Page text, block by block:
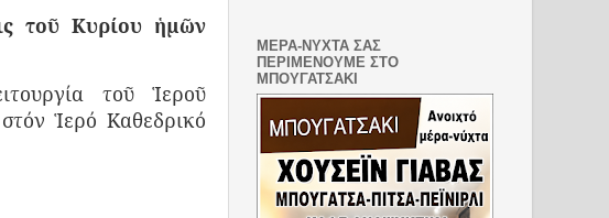
τοῦ Κυρίου ἡμῶν
τοῦ Ἱεροῦ
Ἱερό Καθεδρικό
ΜΕΡΑ-ΝΥΧΤΑ ΣΑΣ
ΠΕΡΙΜΕΝΟΥΜΕ ΣΤΟ
ΜΠΟΥΓΑΤΣΑΚΙ